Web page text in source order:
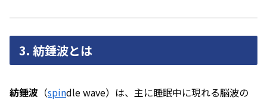
3. 紡錘波とは
紡錘波 （spindle wave）は、主に睡眠中に現れる脳波の